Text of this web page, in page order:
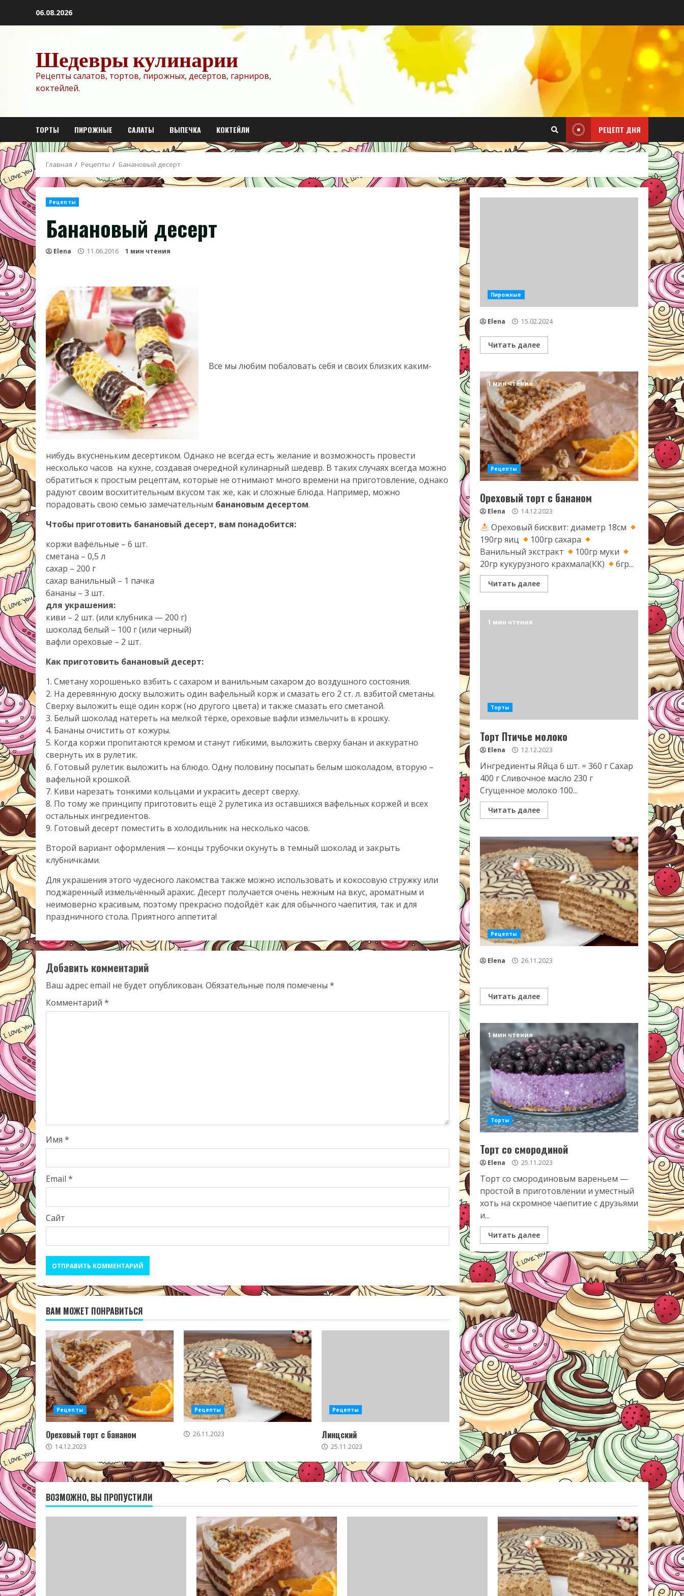
06.08.2026
Шедевры кулинарии
Рецепты салатов, тортов, пирожных, десертов, гарниров,
коктейлей.
ТОРТЫ ПИРОЖНЫЕ САЛАТЫ ВЫПЕЧКА КОКТЕЙЛИ РЕЦЕПТ ДНЯ
Главная Рецепты Банановый десерт
Рецепты
Банановый десерт
Elena 11.06.2016 1 мин чтения
Все мы любим побаловать себя и своих близких каким-
нибудь вкусненьким десертиком. Однако не всегда есть желание и возможность провести
несколько часов на кухне, создавая очередной кулинарный шедевр. В таких случаях всегда можно
обратиться к простым рецептам, которые не отнимают много времени на приготовление, однако
радуют своим восхитительным вкусом так же, как и сложные блюда. Например, можно
порадовать свою семью замечательным банановым десертом.
Чтобы приготовить банановый десерт, вам понадобится:
коржи вафельные – 6 шт.
сметана – 0,5 л
сахар – 200 г
сахар ванильный – 1 пачка
бананы – 3 шт.
для украшения:
киви – 2 шт. (или клубника — 200 г)
шоколад белый – 100 г (или черный)
вафли ореховые – 2 шт.
Как приготовить банановый десерт:
1. Сметану хорошенько взбить с сахаром и ванильным сахаром до воздушного состояния.
2. На деревянную доску выложить один вафельный корж и смазать его 2 ст. л. взбитой сметаны.
Сверху выложить ещё один корж (но другого цвета) и также смазать его сметаной.
3. Белый шоколад натереть на мелкой тёрке, ореховые вафли измельчить в крошку.
4. Бананы очистить от кожуры.
5. Когда коржи пропитаются кремом и станут гибкими, выложить сверху банан и аккуратно
свернуть их в рулетик.
6. Готовый рулетик выложить на блюдо. Одну половину посыпать белым шоколадом, вторую –
вафельной крошкой.
7. Киви нарезать тонкими кольцами и украсить десерт сверху.
8. По тому же принципу приготовить ещё 2 рулетика из оставшихся вафельных коржей и всех
остальных ингредиентов.
9. Готовый десерт поместить в холодильник на несколько часов.
Второй вариант оформления — концы трубочки окунуть в темный шоколад и закрыть
клубничками.
Для украшения этого чудесного лакомства также можно использовать и кокосовую стружку или
поджаренный измельчённый арахис. Десерт получается очень нежным на вкус, ароматным и
неимоверно красивым, поэтому прекрасно подойдёт как для обычного чаепития, так и для
праздничного стола. Приятного аппетита!
Добавить комментарий
Ваш адрес email не будет опубликован. Обязательные поля помечены *
Комментарий *
Имя *
Email *
Сайт
ВАМ МОЖЕТ ПОНРАВИТЬСЯ
Рецепты
Ореховый торт с бананом
14.12.2023
Рецепты
26.11.2023
Рецепты
Линцский
25.11.2023
Пирожные
Elena 15.02.2024
Читать далее
1 мин чтения
Рецепты
Ореховый торт с бананом
Elena 14.12.2023
Ореховый бисквит: диаметр 18см
190гр яиц
100гр сахара
Ванильный экстракт
100гр муки
20гр кукурузного крахмала(КК)
6гр...
Читать далее
1 мин чтения
Торты
Торт Птичье молоко
Elena 12.12.2023
Ингредиенты Яйца 6 шт. = 360 г Сахар
400 г Сливочное масло 230 г
Сгущенное молоко 100...
Читать далее
Рецепты
Elena 26.11.2023
Читать далее
1 мин чтения
Торты
Торт со смородиной
Elena 25.11.2023
Торт со смородиновым вареньем —
простой в приготовлении и уместный
хоть на скромное чаепитие с друзьями
и...
Читать далее
ВОЗМОЖНО, ВЫ ПРОПУСТИЛИ